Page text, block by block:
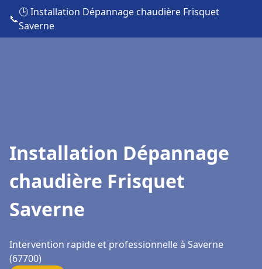
📞
🕒 Installation Dépannage chaudière Frisquet
Saverne
Installation Dépannage
chaudière Frisquet
Saverne
Intervention rapide et professionnelle à Saverne
(67700)